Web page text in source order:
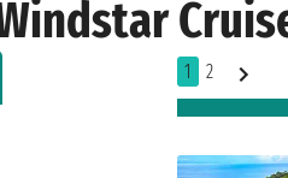
1 2